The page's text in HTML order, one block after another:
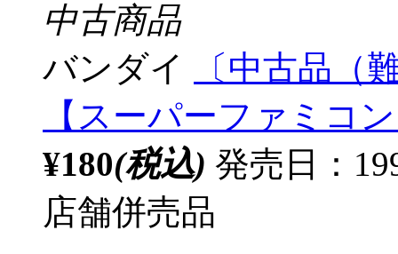
中古商品
バンダイ
〔中古品（
【スーパーファミコ
¥180(税込) 発売日：
店舗併売品